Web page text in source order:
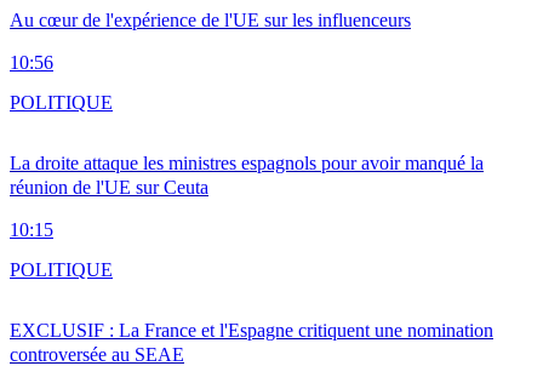
Au cœur de l'expérience de l'UE sur les influenceurs
10:56
La droite attaque les ministres espagnols pour avoir manqué la
réunion de l'UE sur Ceuta
10:15
POLITIQUE
EXCLUSIF : La France et l'Espagne critiquent une nomination
controversée au SEAE
POLITIQUE